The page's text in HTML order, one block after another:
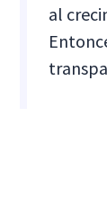
al